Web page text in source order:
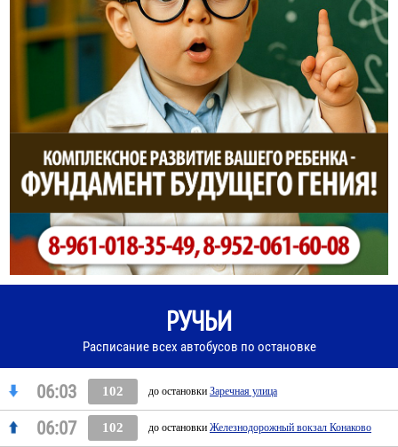
РУЧЬИ
Расписание всех автобусов по остановке
06:03 102 до остановки Заречная улица
06:07 102 до остановки Железнодорожный вокзал Конаково